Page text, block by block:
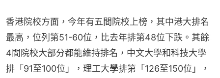
香港院校方面，今年有五間院校上榜，其中港大排名
最高，位列第51-60位，比去年排第48位下跌。其餘
4間院校大部分都能維持排名，中文大學和科技大學
排「91至100位」，理工大學排第「126至150位」，